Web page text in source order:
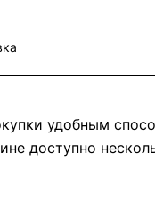
удобным
доступно